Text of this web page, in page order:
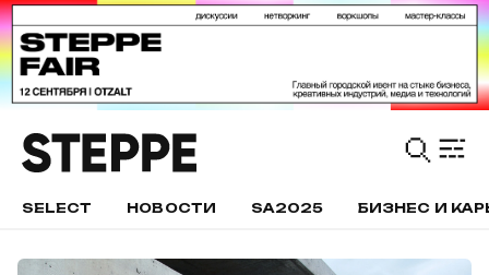
SELECT НОВОСТИ SA2025 БИЗНЕС И